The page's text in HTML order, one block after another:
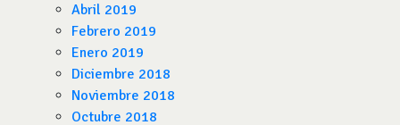
Abril 2019
Febrero 2019
Enero 2019
Diciembre 2018
Noviembre 2018
Octubre 2018